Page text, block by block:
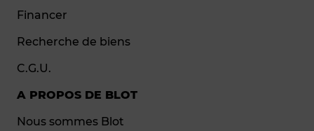
Financer
Recherche de biens
C.G.U.
A PROPOS DE BLOT
Nous sommes Blot